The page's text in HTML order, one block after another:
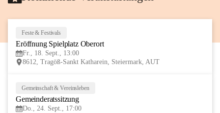
Feste & Festivals
Eröffnung Spielplatz Oberort
Fr., 18. Sept., 13:00
8612, Tragöß-Sankt Katharein, Steiermark, AUT
Gemeinschaft & Vereinsleben
Gemeinderatssitzung
Do., 24. Sept., 17:00